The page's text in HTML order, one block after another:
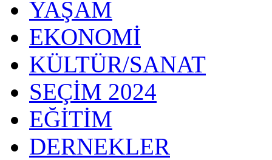
YAŞAM
EKONOMİ
KÜLTÜR/SANAT
SEÇİM 2024
EĞİTİM
DERNEKLER